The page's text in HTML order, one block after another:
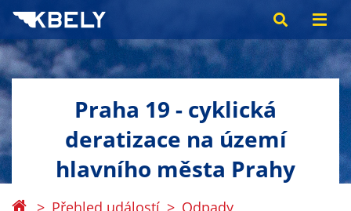
Praha 19 - cyklická
deratizace na území
hlavního města Prahy
Přehled událostí
Odpady